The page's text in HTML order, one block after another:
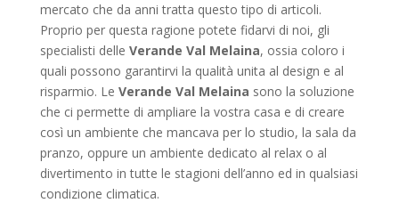
mercato che da anni tratta questo tipo di articoli.
Proprio per questa ragione potete fidarvi di noi, gli
specialisti delle Verande Val Melaina, ossia coloro i
quali possono garantirvi la qualità unita al design e al
risparmio. Le Verande Val Melaina sono la soluzione
che ci permette di ampliare la vostra casa e di creare
così un ambiente che mancava per lo studio, la sala da
pranzo, oppure un ambiente dedicato al relax o al
divertimento in tutte le stagioni dell’anno ed in qualsiasi
condizione climatica.